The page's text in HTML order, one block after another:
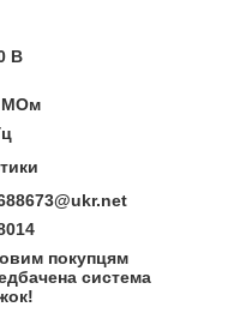
В
МОм
покупцям
система